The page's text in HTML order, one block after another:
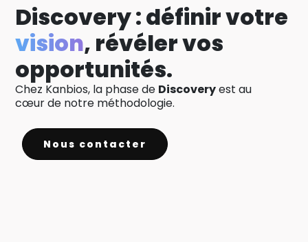
Discovery : définir votre
vision, révéler vos
opportunités.
Chez Kanbios, la phase de Discoveryest au
cœur de notre méthodologie.
Nous contacter